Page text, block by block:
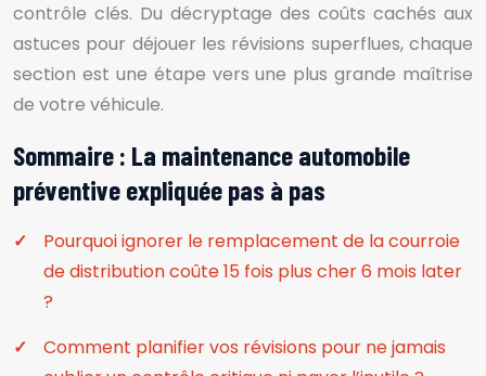
contrôle clés. Du décryptage des coûts cachés aux
astuces pour déjouer les révisions superflues, chaque
section est une étape vers une plus grande maîtrise
de votre véhicule.
Sommaire : La maintenance automobile
préventive expliquée pas à pas
Pourquoi ignorer le remplacement de la courroie
de distribution coûte 15 fois plus cher 6 mois later
?
Comment planifier vos révisions pour ne jamais